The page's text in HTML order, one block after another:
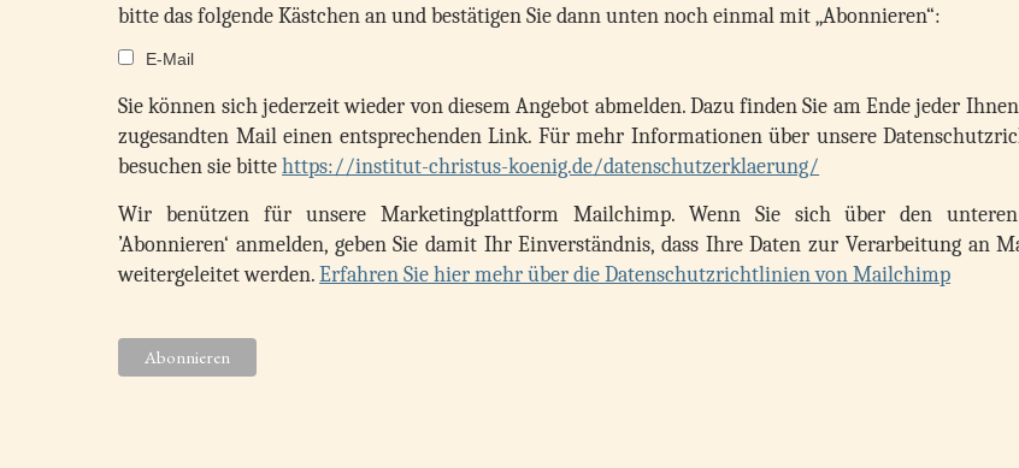
bitte das folgende Kästchen an und bestätigen Sie dann unten noch einmal mit „Abonnieren“:
E-Mail
Sie können sich jederzeit wieder von diesem Angebot abmelden. Dazu finden Sie am Ende jeder
zugesandten Mail einen entsprechenden Link. Für mehr Informationen über unsere
besuchen sie bittehttps://institut-christus-koenig.de/datenschutzerklaerung/
Wir benützen für unsere Marketingplattform Mailchimp. Wenn Sie sich über den
’Abonnieren‘ anmelden, geben Sie damit Ihr Einverständnis, dass Ihre Daten zur Verarbeitung an
weitergeleitet werden.Erfahren Sie hier mehr über die Datenschutzrichtlinien von Mailchimp